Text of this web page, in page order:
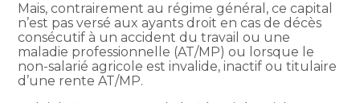
Mais, contrairement au régime général, ce capital
n’est pas versé aux ayants droit en cas de décès
consécutif à un accident du travail ou une
maladie professionnelle (AT/MP) ou lorsque le
non-salarié agricole est invalide, inactif ou titulaire
d’une rente AT/MP.